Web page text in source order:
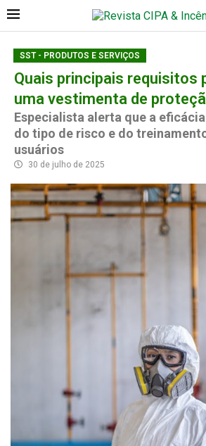
SST - PRODUTOS E SERVIÇOS
Quais principais requisitos
uma vestimenta de
Especialista alerta que a
do tipo de risco e do
usuários
30 de julho de 2025